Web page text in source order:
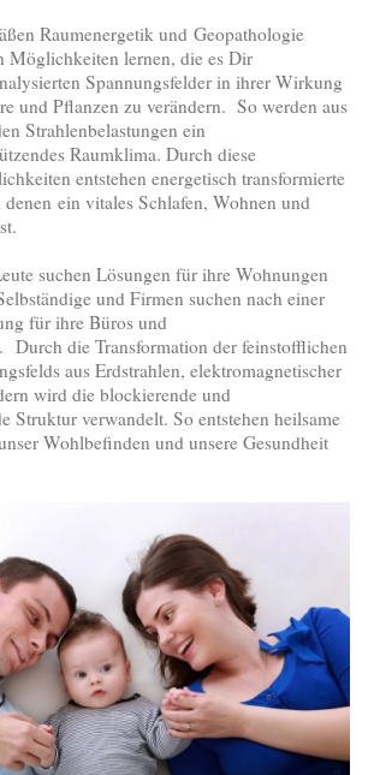
Raumenergetik und Geopathologie
Möglichkeiten lernen, die es Dir
Spannungsfelder in ihrer Wirkung
und Pflanzen zu verändern. So werden aus
Strahlenbelastungen ein
Raumklima. Durch diese
entstehen energetisch transformierte
ein vitales Schlafen, Wohnen und
suchen Lösungen für ihre Wohnungen
und Firmen suchen nach einer
für ihre Büros und
Durch die Transformation der feinstofflichen
aus Erdstrahlen, elektromagnetischer
wird die blockierende und
Struktur verwandelt. So entstehen heilsame
Wohlbefinden und unsere Gesundheit